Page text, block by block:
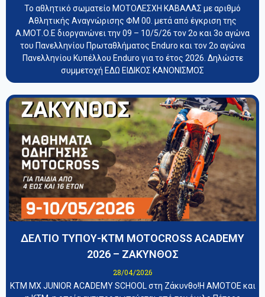
Το αθλητικό σωματείο ΜΟΤΟΛΕΣΧΗ ΚΑΒΑΛΑΣ με αριθμό
Αθλητικής Αναγνώρισης ΦΜ 00. μετά από έγκριση της
Α.ΜΟΤ.Ο.Ε διοργανώνει την 09 – 10/5/26 τον 2ο και 3ο αγώνα
του Πανελληνίου Πρωταθλήματος Enduro και τον 2ο αγώνα
Πανελληνίου Κυπέλλου Enduro για το έτος 2026. Δηλώστε
συμμετοχή ΕΔΩ ΕΙΔΙΚΟΣ ΚΑΝΟΝΙΣΜΟΣ
ΔΕΛΤΙΟ ΤΥΠΟΥ-KTM MOTOCROSS ACADEMY
2026 – ΖΑΚΥΝΘΟΣ
28/04/2026
KTM MX JUNIOR ACADEMY SCHOOL στη Ζάκυνθο!Η ΑΜΟΤΟΕ και